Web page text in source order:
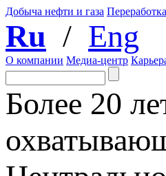
Добыча нефти и газа
Ru / Eng
О компании Медиа-центр
Более 20